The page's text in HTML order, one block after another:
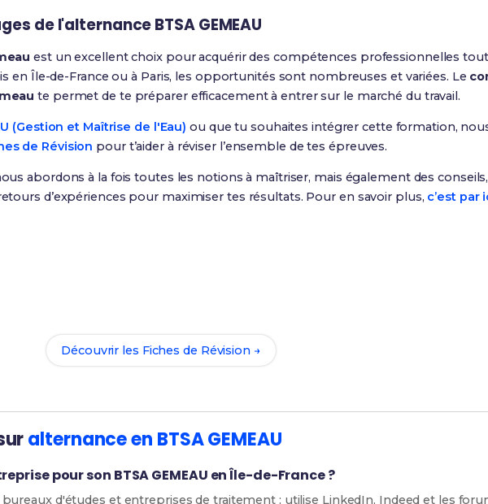
de l'alternance BTSA GEMEAU
est un excellent choix pour acquérir des compétences professionnelles
en Île-de-France ou à Paris, les opportunités sont nombreuses et variées. Le
te permet de te préparer efficacement à entrer sur le marché du travail.
(Gestion et Maîtrise de l'Eau) ou que tu souhaites intégrer cette formation,
de Révision pour t’aider à réviser l’ensemble de tes épreuves.
abordons à la fois toutes les notions à maîtriser, mais également des
d’expériences pour maximiser tes résultats. Pour en savoir plus, c’est par
Découvrir les Fiches de Révision →
alternance en BTSA GEMEAU
pour son BTSA GEMEAU en Île-de-France ?
bureaux d'études et entreprises de traitement ; utilise LinkedIn, Indeed et les